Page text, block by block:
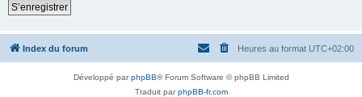
S’enregistrer
Index du forum Heures au format UTC+02:00
Développé parphpBB® Forum Software © phpBB Limited
Traduit parphpBB-fr.com